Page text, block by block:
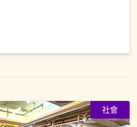
社會